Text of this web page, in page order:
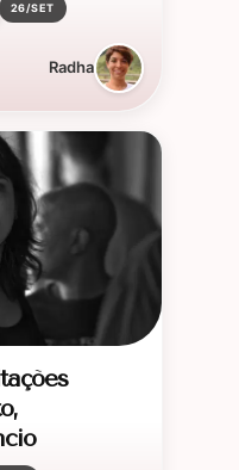
26/SET
Radha